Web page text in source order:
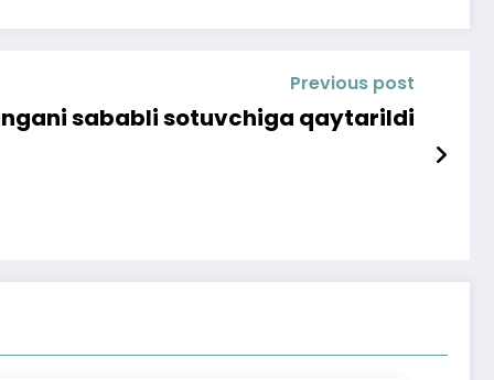
Previous post
sababli sotuvchiga qaytarildi